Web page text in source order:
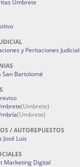
Umbrete
y Peritaciones
San Bartolomé
(Umbrete)
(Umbrete)
/ AUTOREPUESTOS
José Luis
Marketing Digital